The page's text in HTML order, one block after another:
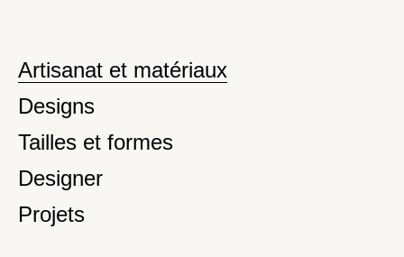
Artisanat et matériaux
Designs
Tailles et formes
Designer
Projets